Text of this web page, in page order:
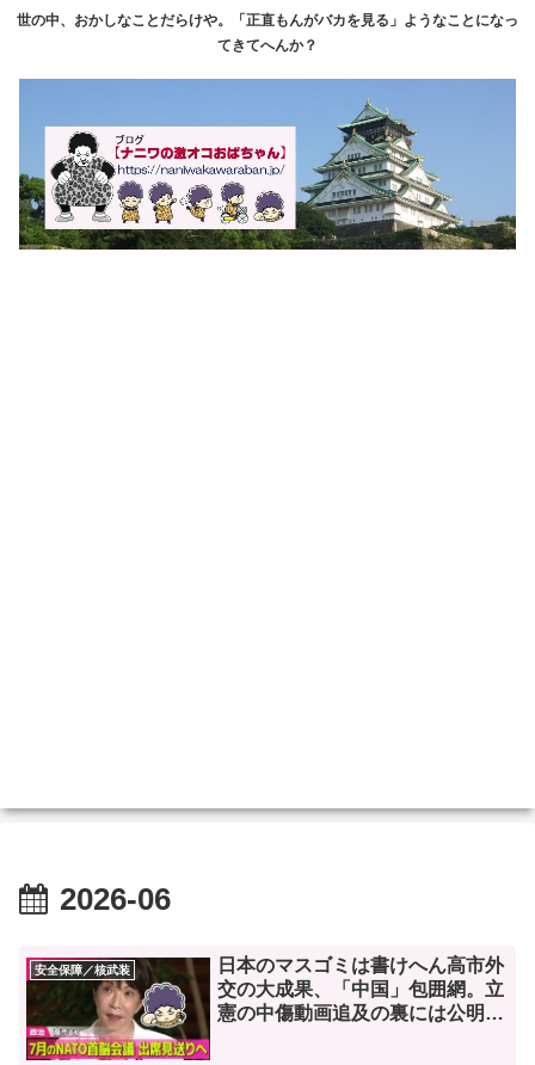
世の中、おかしなことだらけや。「正直もんがバカを見る」ようなことになっ
てきてへんか？
2026-06
安全保障／核武装
日本のマスゴミは書けへん高市外
交の大成果、「中国」包囲網。立
憲の中傷動画追及の裏には公明